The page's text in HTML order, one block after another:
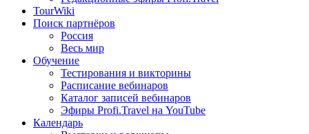
TourWiki
Поиск партнёров
Россия
Весь мир
Обучение
Тестирования и викторины
Расписание вебинаров
Каталог записей вебинаров
Эфиры Profi.Travel на YouTube
Календарь